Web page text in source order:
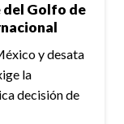
del Golfo de
y desata
la
decisión de